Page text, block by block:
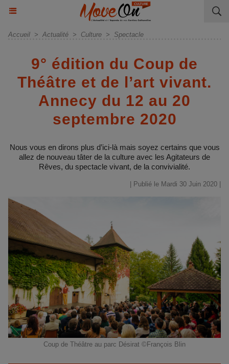
Accueil > Actualité > Culture > Spectacle
9° édition du Coup de
Théâtre et de l’art vivant.
Annecy du 12 au 20
septembre 2020
Nous vous en dirons plus d’ici-là mais soyez certains que vous
allez de nouveau tâter de la culture avec les Agitateurs de
Rêves, du spectacle vivant, de la convivialité.
| Publié le Mardi 30 Juin 2020 |
Coup de Théâtre au parc Désirat ©François Blin